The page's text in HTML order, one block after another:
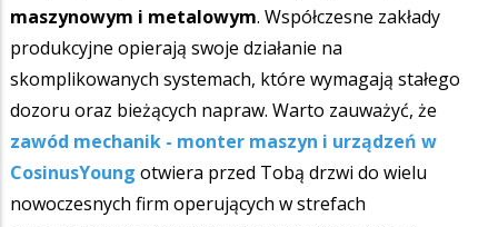
maszynowym i metalowym. Współczesne zakłady
produkcyjne opierają swoje działanie na
skomplikowanych systemach, które wymagają stałego
dozoru oraz bieżących napraw. Warto zauważyć, że
zawód mechanik - monter maszyn i urządzeń w
CosinusYoung otwiera przed Tobą drzwi do wielu
nowoczesnych firm operujących w strefach